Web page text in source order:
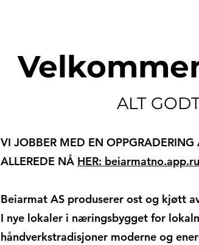
ALT
VI JOBBER MED EN
ALLEREDE NÅ HER:
Beiarmat AS produserer ost og kjøtt
I nye lokaler i næringsbygget for
håndverkstradisjoner moderne og